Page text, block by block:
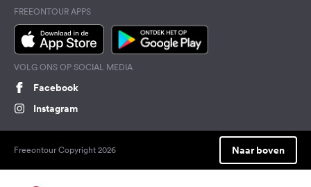
FREEONTOUR APPS
VOLG ONS OP SOCIAL MEDIA
Facebook
Instagram
Freeontour Copyright 2026 Naar boven